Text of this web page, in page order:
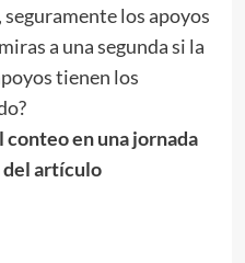
los apoyos
a una segunda si la
tienen los
conteo en una jornada
artículo